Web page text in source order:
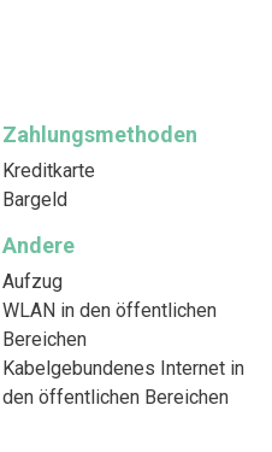
Zahlungsmethoden
Kreditkarte
Bargeld
Andere
Aufzug
WLAN in den öffentlichen
Bereichen
Kabelgebundenes Internet in
den öffentlichen Bereichen